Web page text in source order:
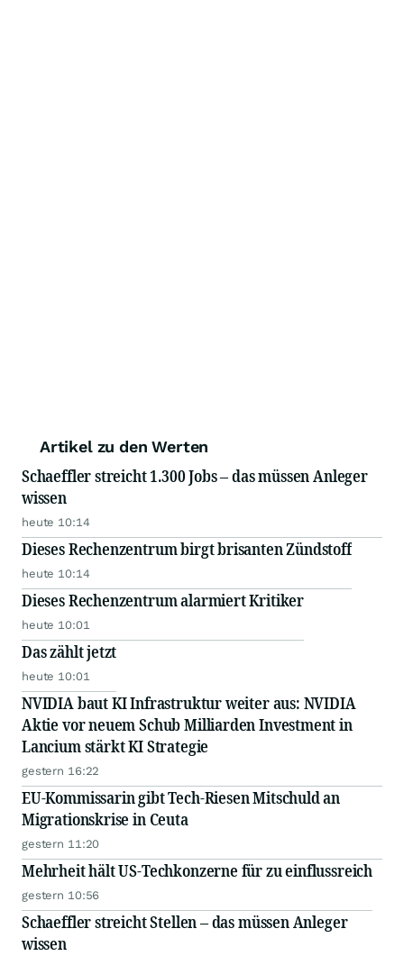
Artikel zu den Werten
Schaeffler streicht 1.300 Jobs – das müssen Anleger
wissen
heute 10:14
Dieses Rechenzentrum birgt brisanten Zündstoff
heute 10:14
Dieses Rechenzentrum alarmiert Kritiker
heute 10:01
Das zählt jetzt
heute 10:01
NVIDIA baut KI Infrastruktur weiter aus: NVIDIA
Aktie vor neuem Schub Milliarden Investment in
Lancium stärkt KI Strategie
gestern 16:22
EU-Kommissarin gibt Tech-Riesen Mitschuld an
Migrationskrise in Ceuta
gestern 11:20
Mehrheit hält US-Techkonzerne für zu einflussreich
gestern 10:56
Schaeffler streicht Stellen – das müssen Anleger
wissen